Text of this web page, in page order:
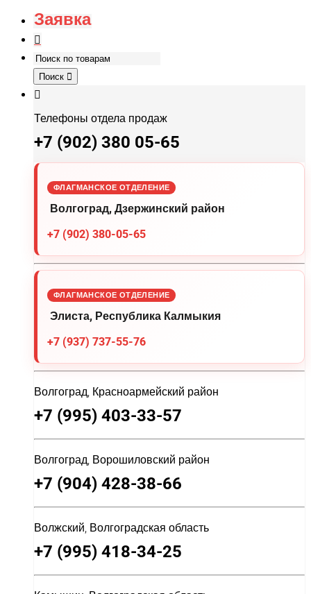
Заявка
Поиск
Телефоны отдела продаж
+7 (902) 380 05-65
ФЛАГМАНСКОЕ ОТДЕЛЕНИЕ
Волгоград, Дзержинский район
+7 (902) 380-05-65
ФЛАГМАНСКОЕ ОТДЕЛЕНИЕ
Элиста, Республика Калмыкия
+7 (937) 737-55-76
Волгоград, Красноармейский район
+7 (995) 403-33-57
Волгоград, Ворошиловский район
+7 (904) 428-38-66
Волжский, Волгоградская область
+7 (995) 418-34-25